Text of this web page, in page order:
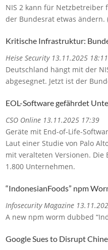
NIS 2 kann für Netzbetreiber
der Bundesrat etwas ändern.
Kritische Infrastruktur:
Heise Security 13.11.2025 18:11
Deutschland hängt mit der
abgesegnet. Jetzt ist der
EOL-Software gefährdet
CSO Online 13.11.2025 17:39
Geräte mit End-of-Life-
Laut einer Studie von Palo
mit veralteten Versionen.
1.800 Unternehmen.
“IndonesianFoods” npm
Infosecurity Magazine
A new npm worm dubbed
Google Sues to Disrupt